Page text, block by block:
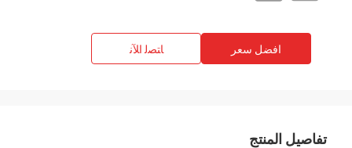
افضل سعر ﺎﺘﺼﻟ ﺍﻶﻧ
تفاصيل المنتج